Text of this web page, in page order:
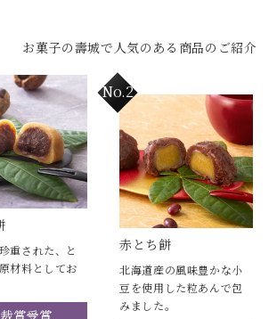
お菓子の壽城で人気のある商品のご紹介
重された、と
材料としてお
賞受賞
赤とち餅
北海道産の風味豊かな小
豆を使用した粒あんで包
みました。